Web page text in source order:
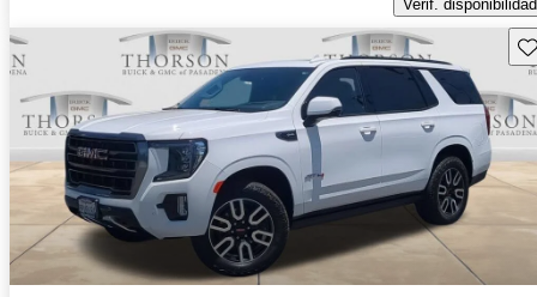
Verif. disponibilidad